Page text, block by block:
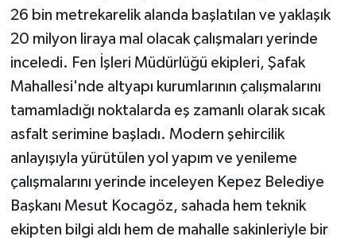
26 bin metrekarelik alanda başlatılan ve yaklaşık
20 milyon liraya mal olacak çalışmaları yerinde
inceledi. Fen İşleri Müdürlüğü ekipleri, Şafak
Mahallesi'nde altyapı kurumlarının çalışmalarını
tamamladığı noktalarda eş zamanlı olarak sıcak
asfalt serimine başladı. Modern şehircilik
anlayışıyla yürütülen yol yapım ve yenileme
çalışmalarını yerinde inceleyen Kepez Belediye
Başkanı Mesut Kocagöz, sahada hem teknik
ekipten bilgi aldı hem de mahalle sakinleriyle bir